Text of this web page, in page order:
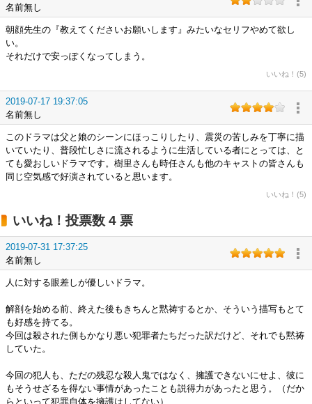
名前無し
朝顔先生の『教えてくださいお願いします』みたいなセリフやめて欲し
い。
それだけで安っぽくなってしまう。
いいね！(5)
2019-07-17 19:37:05
名前無し
このドラマは父と娘のシーンにほっこりしたり、震災の苦しみを丁寧に描
いていたり、普段忙しさに流されるように生活している者にとっては、と
ても愛おしいドラマです。樹里さんも時任さんも他のキャストの皆さんも
同じ空気感で好演されていると思います。
いいね！(5)
いいね！投票数 4 票
2019-07-31 17:37:25
名前無し
人に対する眼差しが優しいドラマ。
解剖を始める前、終えた後もきちんと黙祷するとか、そういう描写もとて
も好感を持てる。
今回は殺された側もかなり悪い犯罪者たちだった訳だけど、それでも黙祷
していた。
今回の犯人も、ただの残忍な殺人鬼ではなく、擁護できないにせよ、彼に
もそうせざるを得ない事情があったことも説得力があったと思う。（だか
らといって犯罪自体を擁護はしてない）